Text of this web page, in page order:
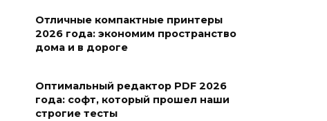
Отличные компактные принтеры
2026 года: экономим пространство
дома и в дороге
Оптимальный редактор PDF 2026
года: софт, который прошел наши
строгие тесты